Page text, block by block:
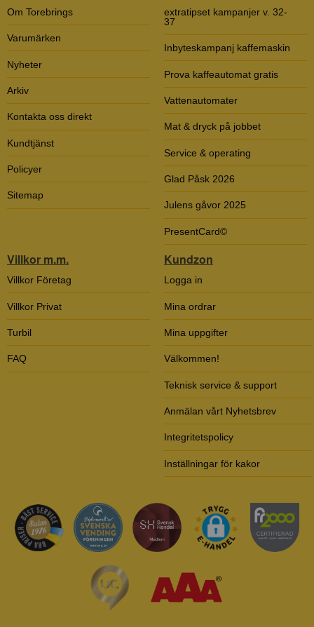
Om Torebrings
Varumärken
Nyheter
Arkiv
Kontakta oss direkt
Kundtjänst
Policyer
Sitemap
extratipset kampanjer v. 32-
37
Inbyteskampanj kaffemaskin
Prova kaffeautomat gratis
Vattenautomater
Mat & dryck på jobbet
Service & operating
Glad Påsk 2026
Julens gåvor 2025
PresentCard©
Villkor m.m.
Villkor Företag
Villkor Privat
Turbil
FAQ
Kundzon
Logga in
Mina ordrar
Mina uppgifter
Välkommen!
Teknisk service & support
Anmälan vårt Nyhetsbrev
Integritetspolicy
Inställningar för kakor